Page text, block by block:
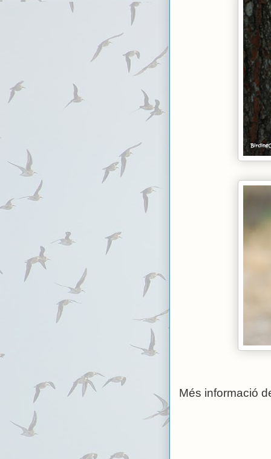
Més informació